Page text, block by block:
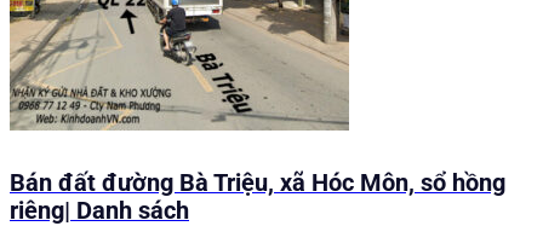
Bán đất đường Bà Triệu, xã Hóc Môn, sổ hồng
riêng| Danh sách